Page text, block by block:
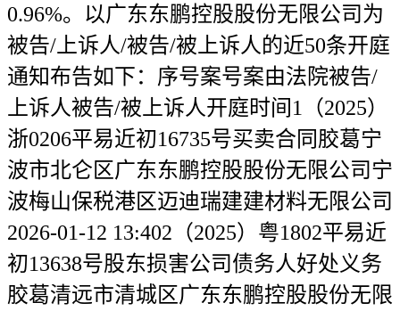
0.96%。以广东东鹏控股股份无限公司为
被告/上诉人/被告/被上诉人的近50条开庭
通知布告如下：序号案号案由法院被告/
上诉⼈被告/被上诉人开庭时间1（2025）
浙0206平易近初16735号买卖合同胶葛宁
波市北仑区广东东鹏控股股份无限公司宁
波梅山保税港区迈迪瑞建建材料无限公司
2026-01-12 13:402（2025）粤1802平易近
初13638号股东损害公司债务人好处义务
胶葛清远市清城区广东东鹏控股股份无限